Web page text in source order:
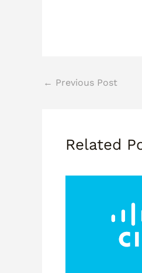
← Previous Post
Related